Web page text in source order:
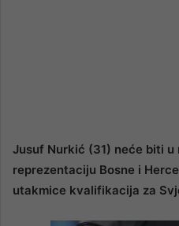
Jusuf Nurkić (31) neće biti u
reprezentaciju Bosne i
utakmice kvalifikacija za